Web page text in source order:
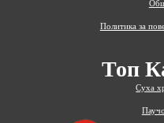
Политика за
Топ
Суха